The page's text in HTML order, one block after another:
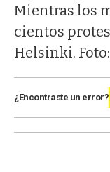
Mientras los
cientos
Helsinki. Foto:
¿Encontraste un error?